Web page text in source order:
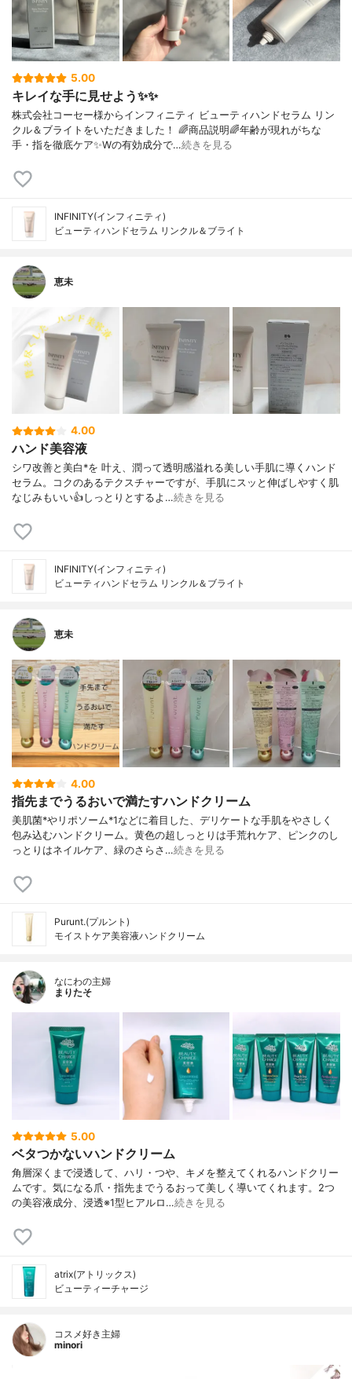
5.00
キレイな手に見せよう✨✨
株式会社コーセー様からインフィニティ ビューティハンドセラム リン
クル＆ブライトをいただきました！ 🌈商品説明🌈年齢が現れがちな
手・指を徹底ケア✨Wの有効成分で…続きを見る
INFINITY(インフィニティ)
ビューティハンドセラム リンクル＆ブライト
恵未
4.00
ハンド美容液
シワ改善と美白*を 叶え、潤って透明感溢れる美しい手肌に導くハンド
セラム。コクのあるテクスチャーですが、手肌にスッと伸ばしやすく肌
なじみもいい👍しっとりとするよ…続きを見る
INFINITY(インフィニティ)
ビューティハンドセラム リンクル＆ブライト
恵未
4.00
指先までうるおいで満たすハンドクリーム
美肌菌*やリポソーム*1などに着目した、デリケートな手肌をやさしく
包み込むハンドクリーム。黄色の超しっとりは手荒れケア、ピンクのし
っとりはネイルケア、緑のさらさ…続きを見る
Purunt.(プルント)
モイストケア美容液ハンドクリーム
なにわの主婦
まりたそ
5.00
ベタつかないハンドクリーム
角層深くまで浸透して、ハリ・つや、キメを整えてくれるハンドクリー
ムです。気になる爪・指先までうるおって美しく導いてくれます。2つ
の美容液成分、浸透※1型ヒアルロ…続きを見る
atrix(アトリックス)
ビューティーチャージ
コスメ好き主婦
minori